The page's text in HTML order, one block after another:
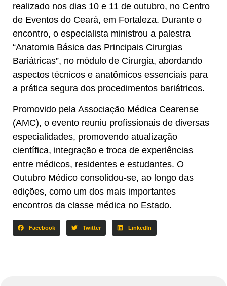
realizado nos dias 10 e 11 de outubro, no Centro
de Eventos do Ceará, em Fortaleza. Durante o
encontro, o especialista ministrou a palestra
“Anatomia Básica das Principais Cirurgias
Bariátricas”, no módulo de Cirurgia, abordando
aspectos técnicos e anatômicos essenciais para
a prática segura dos procedimentos bariátricos.
Promovido pela Associação Médica Cearense
(AMC), o evento reuniu profissionais de diversas
especialidades, promovendo atualização
científica, integração e troca de experiências
entre médicos, residentes e estudantes. O
Outubro Médico consolidou-se, ao longo das
edições, como um dos mais importantes
encontros da classe médica no Estado.
Facebook Twitter LinkedIn